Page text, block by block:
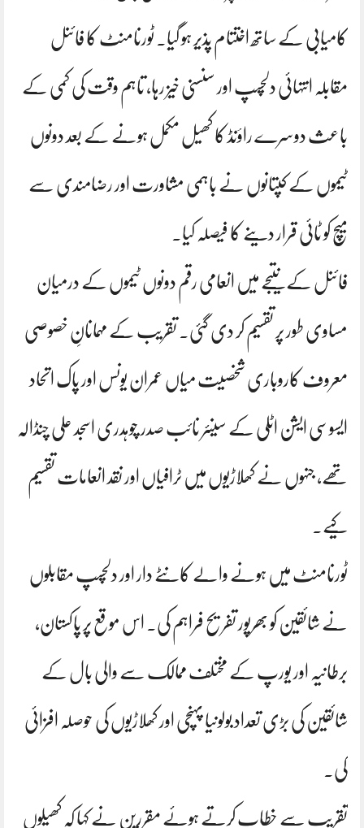
کامیابی کے ساتھ اختتام پذیر ہو گیا۔ ٹورنامنٹ کا فائنل
مقابلہ انتہائی دلچسپ اور سنسنی خیز رہا، تاہم وقت کی کمی کے
باعث دوسرے راؤنڈ کا کھیل مکمل ہونے کے بعد دونوں
ٹیموں کے کپتانوں نے باہمی مشاورت اور رضامندی سے
میچ کو ٹائی قرار دینے کا فیصلہ کیا۔
فائنل کے نتیجے میں انعامی رقم دونوں ٹیموں کے درمیان
مساوی طور پر تقسیم کر دی گئی۔ تقریب کے مہمانانِ خصوصی
معروف کاروباری شخصیت میاں عمران یونس اور پاک اتحاد
ایسوسی ایشن اٹلی کے سینئر نائب صدر چوہدری اسجد علی چنڈالہ
تھے، جنہوں نے کھلاڑیوں میں ٹرافیاں اور نقد انعامات تقسیم
کیے۔
ٹورنامنٹ میں ہونے والے کانٹے دار اور دلچسپ مقابلوں
نے شائقین کو بھرپور تفریح فراہم کی۔ اس موقع پر پاکستان،
برطانیہ اور یورپ کے مختلف ممالک سے والی بال کے
شائقین کی بڑی تعداد بولونیا پہنچی اور کھلاڑیوں کی حوصلہ افزائی
کی۔
تقریب سے خطاب کرتے ہوئے مقررین نے کہا کہ کھیلوں